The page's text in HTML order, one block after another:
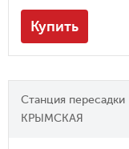
Купить
Станция пересадки
КРЫМСКАЯ